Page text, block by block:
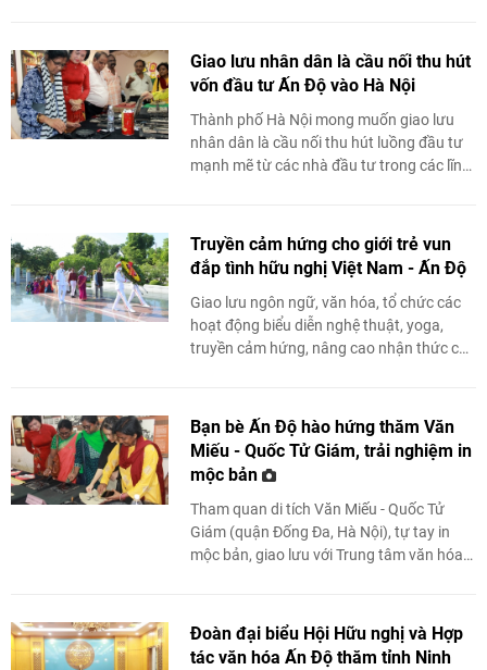
Giao lưu nhân dân là cầu nối thu hút
vốn đầu tư Ấn Độ vào Hà Nội
Thành phố Hà Nội mong muốn giao lưu
nhân dân là cầu nối thu hút luồng đầu tư
mạnh mẽ từ các nhà đầu tư trong các lĩnh
Truyền cảm hứng cho giới trẻ vun
đắp tình hữu nghị Việt Nam - Ấn Độ
Giao lưu ngôn ngữ, văn hóa, tổ chức các
hoạt động biểu diễn nghệ thuật, yoga,
truyền cảm hứng, nâng cao nhận thức của
Bạn bè Ấn Độ hào hứng thăm Văn
Miếu - Quốc Tử Giám, trải nghiệm in
mộc bản
Tham quan di tích Văn Miếu - Quốc Tử
Giám (quận Đống Đa, Hà Nội), tự tay in
mộc bản, giao lưu với Trung tâm văn hóa
Đoàn đại biểu Hội Hữu nghị và Hợp
tác văn hóa Ấn Độ thăm tỉnh Ninh